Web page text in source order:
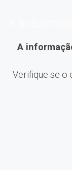
A
Verifique se